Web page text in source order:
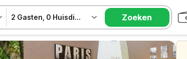
2 Gasten 0 Huisdieren Zoeken